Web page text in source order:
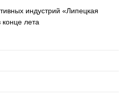
индустрий «Липецкая
лета